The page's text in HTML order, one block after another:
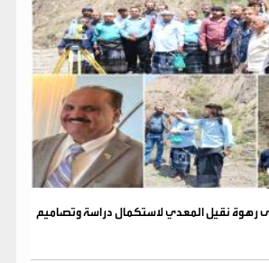
رهوة نقيل المعدي لاستكمال دراسة وتصاميم